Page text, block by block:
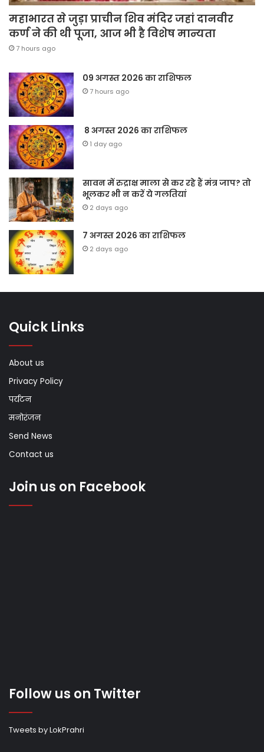
महाभारत से जुड़ा प्राचीन शिव मंदिर जहां दानवीर
कर्ण ने की थी पूजा, आज भी है विशेष मान्यता
7 hours ago
09 अगस्त 2026 का राशिफल
7 hours ago
8 अगस्त 2026 का राशिफल
1 day ago
सावन में रुद्राक्ष माला से कर रहे हैं मंत्र जाप? तो
भूलकर भी न करें ये गलतियां
2 days ago
7 अगस्त 2026 का राशिफल
2 days ago
Quick Links
About us
Privacy Policy
पर्यटन
मनोरंजन
Send News
Contact us
Join us on Facebook
Follow us on Twitter
Tweets by LokPrahri